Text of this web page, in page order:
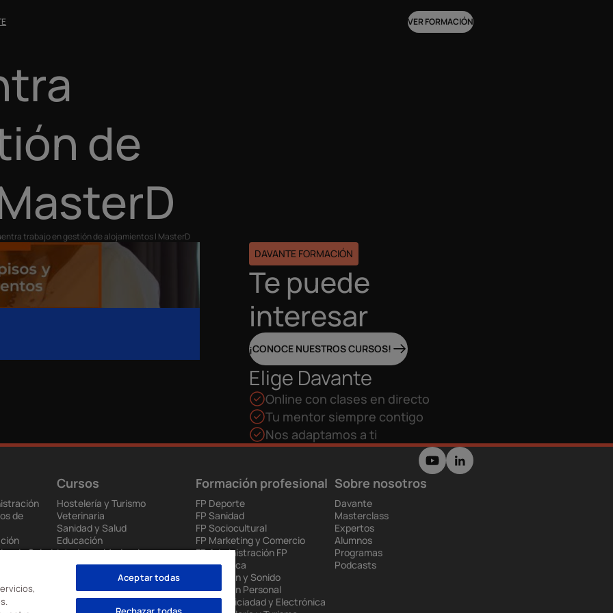
VER FORMACIÓN
de
trabajo en gestión de alojamientos I MasterD
DAVANTE FORMACIÓN
Te puede
interesar
¡CONOCE NUESTROS CURSOS!
Elige Davante
Online con clases en directo
Tu mentor siempre contigo
Nos adaptamos a ti
de
de Salud
Cursos
Hostelería y Turismo
Veterinaria
Sanidad y Salud
Educación
Interiores, Moda e Imagen
Audiovisuales
Ventas y Marketing
Videojuegos
Renovables
Formación profesional
FP Deporte
FP Sanidad
FP Sociocultural
FP Marketing y Comercio
FP Administración FP
Informática
FP Imagen y Sonido
FP Imagen Personal
FP Electriciadad y Electrónica
Sobre nosotros
Davante
Masterclass
Expertos
Alumnos
Programas
Podcasts
Aceptar todas